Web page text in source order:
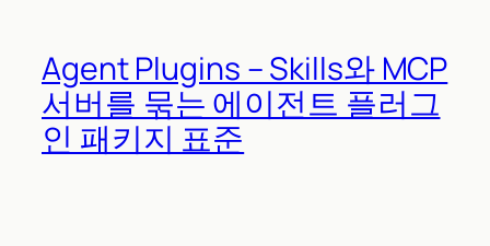
Agent Plugins – Skills와 MCP
서버를 묶는 에이전트 플러그
인 패키지 표준